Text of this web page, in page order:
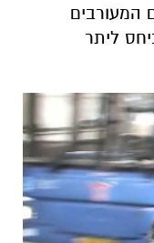
המעורבים
ליתר